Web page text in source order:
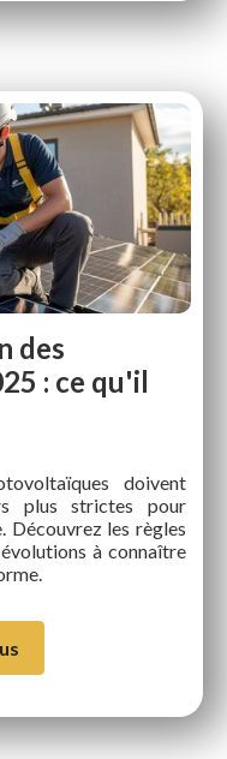
des
: ce qu'il
doivent
plus strictes pour
Découvrez les règles
à connaître